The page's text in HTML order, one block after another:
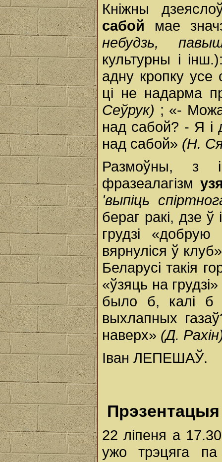
Кніжны
сабой мае
небудзь,
культурны і
адну кропку
ці не надарма
Сеўрук) ; «-
над сабой? - Я і
над сабой» (Н.
Размоўны, з
фразеалагізм
'выпіць
бераг ракі, дзе ў
грудзі
вярнуліся ў
Беларусі такія
«ўзяць на
было б, калі б
выхлапных
наверх» (Д.
Іван ЛЕПЕШАЎ.
22 ліпеня а
ужо трэцяга па